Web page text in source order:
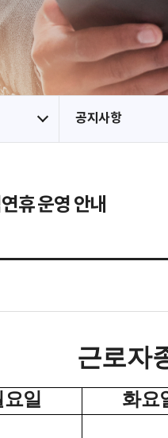
공지사항
휴 운영 안내
근로자
요일 화요